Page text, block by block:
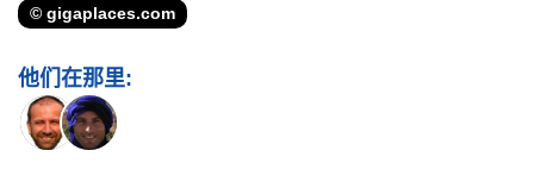
© gigaplaces.com
他们在那里: